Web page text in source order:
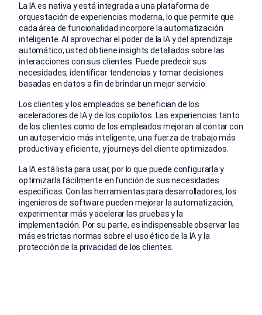
La IA es nativa y está integrada a una plataforma de
orquestación de experiencias moderna, lo que permite que
cada área de funcionalidad incorpore la automatización
inteligente. Al aprovechar el poder de la IA y del aprendizaje
automático, usted obtiene insights detallados sobre las
interacciones con sus clientes. Puede predecir sus
necesidades, identificar tendencias y tomar decisiones
basadas en datos a fin de brindar un mejor servicio.
Los clientes y los empleados se benefician de los
aceleradores de IA y de los copilotos. Las experiencias tanto
de los clientes como de los empleados mejoran al contar con
un autoservicio más inteligente, una fuerza de trabajo más
productiva y eficiente, y journeys del cliente optimizados.
La IA está lista para usar, por lo que puede configurarla y
optimizarla fácilmente en función de sus necesidades
específicas. Con las herramientas para desarrolladores, los
ingenieros de software pueden mejorar la automatización,
experimentar más y acelerar las pruebas y la
implementación. Por su parte, es indispensable observar las
más estrictas normas sobre el uso ético de la IA y la
protección de la privacidad de los clientes.